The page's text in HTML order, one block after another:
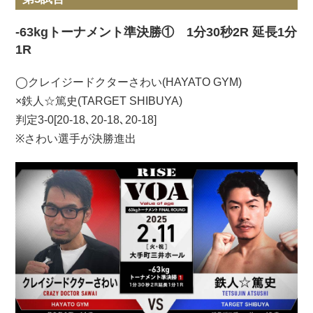
-63kgトーナメント準決勝① 1分30秒2R 延長1分
1R
◯クレイジードクターさわい(HAYATO GYM)
×鉄人☆篤史(TARGET SHIBUYA)
判定3-0[20-18､20-18､20-18]
※さわい選手が決勝進出